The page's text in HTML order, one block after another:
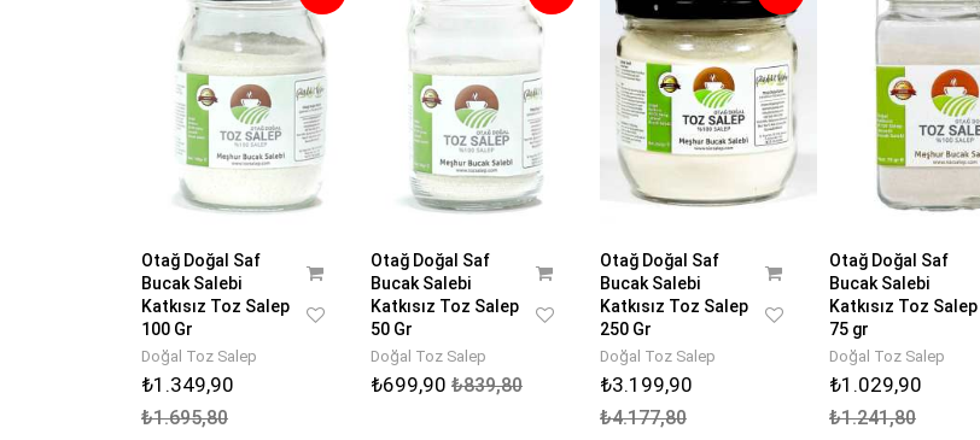
Otağ Doğal Saf
Bucak Salebi
Katkısız Toz Salep
100 Gr
Doğal Toz Salep
₺1.349,90
₺1.695,80
Otağ Doğal Saf
Bucak Salebi
Katkısız Toz Salep
50 Gr
Doğal Toz Salep
₺699,90 ₺839,80
Otağ Doğal Saf
Bucak Salebi
Katkısız Toz Salep
250 Gr
Doğal Toz Salep
₺3.199,90
₺4.177,80
Otağ Doğal Saf
Bucak Salebi
Katkısız Toz Salep
75 gr
Doğal Toz Salep
₺1.029,90
₺1.241,80